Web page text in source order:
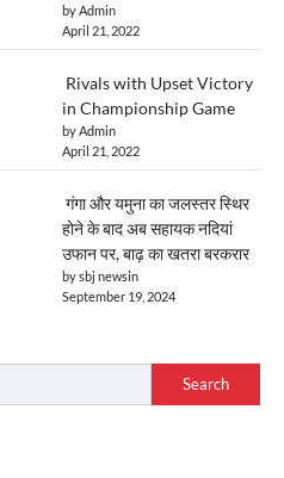
by Admin
April 21, 2022
Rivals with Upset Victory
in Championship Game
by Admin
April 21, 2022
गंगा और यमुना का जलस्तर स्थिर
होने के बाद अब सहायक नदियां
उफान पर, बाढ़ का खतरा बरकरार
by sbj newsin
September 19, 2024
Search